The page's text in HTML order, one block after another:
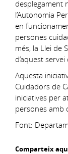
desplegament
l’Autonomia
en
persones
més, la Llei de
d’aquest
Aquesta
Cuidadors de
iniciatives per
persones amb
Font:
Comparteix